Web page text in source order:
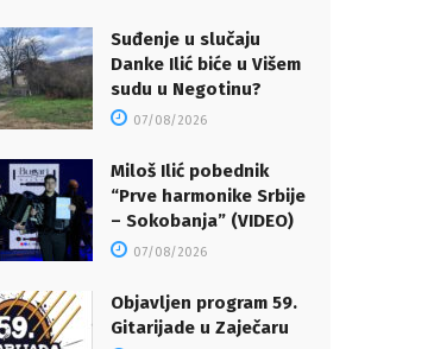
Suđenje u slučaju
Danke Ilić biće u Višem
sudu u Negotinu?
07/08/2026
Miloš Ilić pobednik
“Prve harmonike Srbije
– Sokobanja” (VIDEO)
07/08/2026
Objavljen program 59.
Gitarijade u Zaječaru